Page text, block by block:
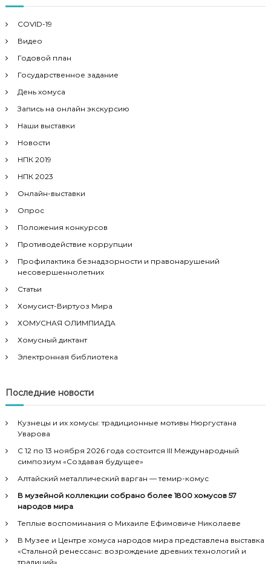
COVID-19
Видео
Годовой план
Государственное задание
День хомуса
Запись на онлайн экскурсию
Наши выставки
Новости
НПК 2019
НПК 2023
Онлайн-выставки
Опрос
Положения конкурсов
Противодействие коррупции
Профилактика безнадзорности и правонарушений
несовершеннолетних
Статьи
Хомусист-Виртуоз Мира
ХОМУСНАЯ ОЛИМПИАДА
Хомусный диктант
Электронная библиотека
Последние новости
Кузнецы и их хомусы: традиционные мотивы Нюргустана
Уварова
С 12 по 13 ноября 2026 года состоится III Международный
симпозиум «Создавая будущее»
Алтайский металлический варган — темир-комус
В музейной коллекции собрано более 1800 хомусов 57
народов мира
Теплые воспоминания о Михаиле Ефимовиче Николаеве
В Музее и Центре хомуса народов мира представлена выставка
«Стальной ренессанс: возрождение древних технологий и
традиций»